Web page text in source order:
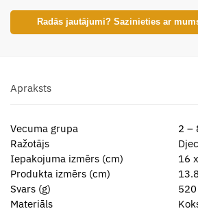
Radās jautājumi? Sazinieties ar
Apraksts
Vecuma grupa
2 –
Ražotājs
Iepakojuma izmērs (cm)
16
Produkta izmērs (cm)
Svars (g)
520
Materiāls